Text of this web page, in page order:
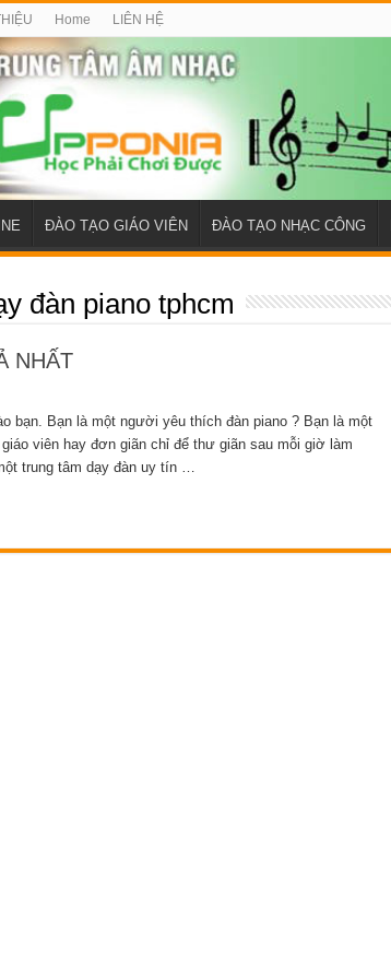
Home LIÊN HỆ
ĐÀO TẠO GIÁO VIÊN ĐÀO TẠO NHẠC CÔNG
đàn piano tphcm
NHẤT
bạn. Bạn là một người yêu thích đàn piano ? Bạn là một
viên hay đơn giãn chỉ để thư giãn sau mỗi giờ làm
trung tâm dạy đàn uy tín …